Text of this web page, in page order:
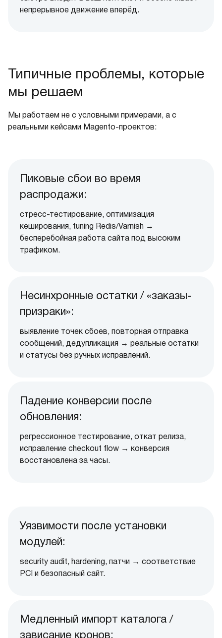
непрерывное движение вперёд.
Типичные проблемы, которые
мы решаем
Мы работаем не с условными примерами, а с
реальными кейсами Magento-проектов:
Пиковые сбои во время
распродажи:
стресс-тестирование, оптимизация
кеширования, tuning Redis/Varnish →
бесперебойная работа сайта под высоким
трафиком.
Несинхронные остатки / «заказы-
призраки»:
выявление точек сбоев, повторная отправка
сообщений, дедупликация → реальные остатки
и статусы без ручных исправлений.
Падение конверсии после
обновления:
регрессионное тестирование, откат релиза,
исправление checkout flow → конверсия
восстановлена за часы.
Уязвимости после установки
модулей:
security audit, hardening, патчи → соответствие
PCI и безопасный сайт.
Медленный импорт каталога /
зависание кронов: